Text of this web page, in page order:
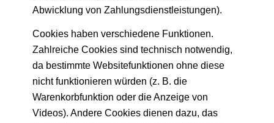
Abwicklung von Zahlungsdienstleistungen).
Cookies haben verschiedene Funktionen.
Zahlreiche Cookies sind technisch notwendig,
da bestimmte Websitefunktionen ohne diese
nicht funktionieren würden (z. B. die
Warenkorbfunktion oder die Anzeige von
Videos). Andere Cookies dienen dazu, das